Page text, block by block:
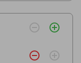
remove_circle_outline add_circle_outline
remove_circle_outline add_circle_outline